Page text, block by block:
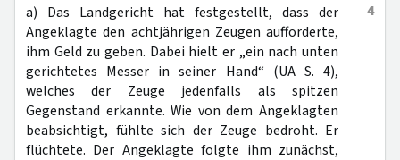
4
a) Das Landgericht hat festgestellt, dass der
Angeklagte den achtjährigen Zeugen aufforderte,
ihm Geld zu geben. Dabei hielt er „ein nach unten
gerichtetes Messer in seiner Hand“ (UA S. 4),
welches der Zeuge jedenfalls als spitzen
Gegenstand erkannte. Wie von dem Angeklagten
beabsichtigt, fühlte sich der Zeuge bedroht. Er
flüchtete. Der Angeklagte folgte ihm zunächst,